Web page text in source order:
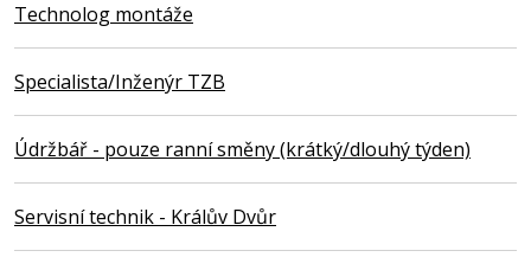
Technolog montáže
Specialista/Inženýr TZB
Údržbář - pouze ranní směny (krátký/dlouhý týden)
Servisní technik - Králův Dvůr